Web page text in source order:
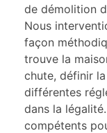
de démolition
Nous
façon
trouve la
chute, définir
différentes
dans la
compétents